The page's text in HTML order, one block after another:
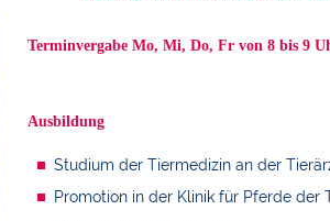
Terminvergabe Mo, Mi, Do, Fr von 8 bis 9
Ausbildung
Studium der Tiermedizin an der
Promotion in der Klinik für Pferde der